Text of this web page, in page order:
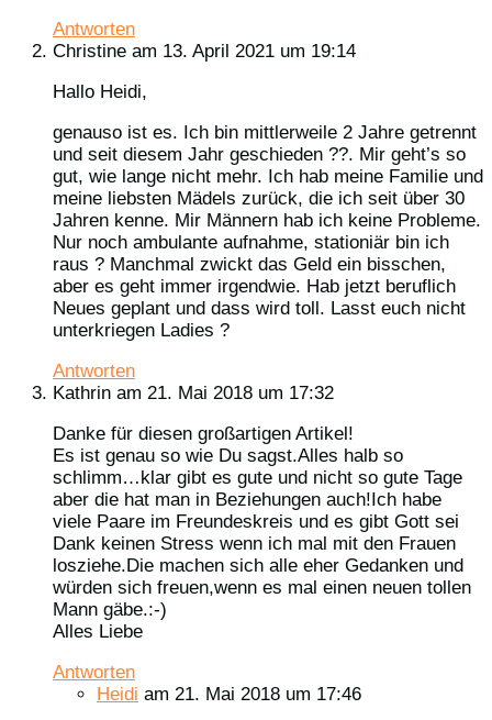
Antworten
Christine am 13. April 2021 um 19:14
Hallo Heidi,
genauso ist es. Ich bin mittlerweile 2 Jahre getrennt
und seit diesem Jahr geschieden ??. Mir geht’s so
gut, wie lange nicht mehr. Ich hab meine Familie und
meine liebsten Mädels zurück, die ich seit über 30
Jahren kenne. Mir Männern hab ich keine Probleme.
Nur noch ambulante aufnahme, stationiär bin ich
raus ? Manchmal zwickt das Geld ein bisschen,
aber es geht immer irgendwie. Hab jetzt beruflich
Neues geplant und dass wird toll. Lasst euch nicht
unterkriegen Ladies ?
Antworten
Kathrin am 21. Mai 2018 um 17:32
Danke für diesen großartigen Artikel!
Es ist genau so wie Du sagst.Alles halb so
schlimm…klar gibt es gute und nicht so gute Tage
aber die hat man in Beziehungen auch!Ich habe
viele Paare im Freundeskreis und es gibt Gott sei
Dank keinen Stress wenn ich mal mit den Frauen
losziehe.Die machen sich alle eher Gedanken und
würden sich freuen,wenn es mal einen neuen tollen
Mann gäbe.:-)
Alles Liebe
Antworten
Heidi am 21. Mai 2018 um 17:46